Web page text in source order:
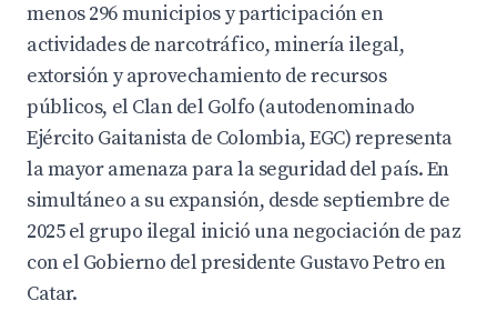
menos 296 municipios y participación en
actividades de narcotráfico, minería ilegal,
extorsión y aprovechamiento de recursos
públicos, el Clan del Golfo (autodenominado
Ejército Gaitanista de Colombia, EGC) representa
la mayor amenaza para la seguridad del país. En
simultáneo a su expansión, desde septiembre de
2025 el grupo ilegal inició una negociación de paz
con el Gobierno del presidente Gustavo Petro en
Catar.